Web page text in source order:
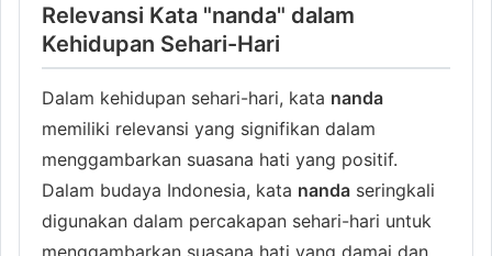
Relevansi Kata "nanda" dalam
Kehidupan Sehari-Hari
Dalam kehidupan sehari-hari, kata nanda
memiliki relevansi yang signifikan dalam
menggambarkan suasana hati yang positif.
Dalam budaya Indonesia, kata nanda seringkali
digunakan dalam percakapan sehari-hari untuk
menggambarkan suasana hati yang damai dan